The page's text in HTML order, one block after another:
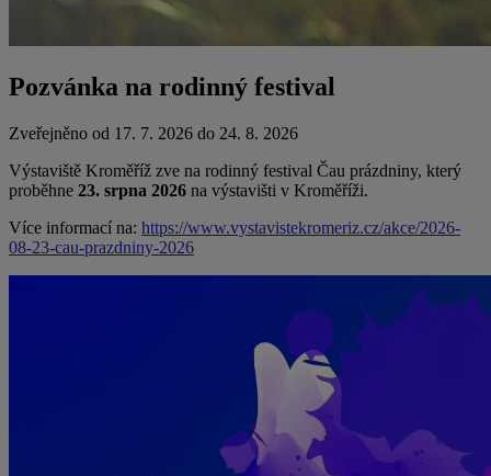
Pozvánka na rodinný festival
Zveřejněno od 17. 7. 2026 do 24. 8. 2026
Výstaviště Kroměříž zve na rodinný festival Čau prázdniny, který
proběhne 23. srpna 2026 na výstavišti v Kroměříži.
Více informací na: https://www.vystavistekromeriz.cz/akce/2026-
08-23-cau-prazdniny-2026